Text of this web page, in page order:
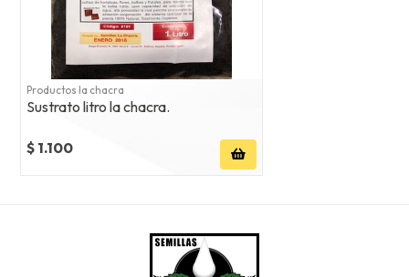
Productos la chacra
Sustrato litro la chacra.
$ 1.100